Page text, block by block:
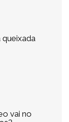
queixada
vai no